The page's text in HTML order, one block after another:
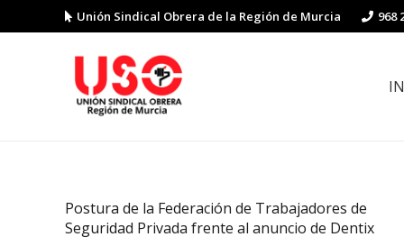
Unión Sindical Obrera de la Región de Murcia 968
Postura de la Federación de Trabajadores de
Seguridad Privada frente al anuncio de Dentix